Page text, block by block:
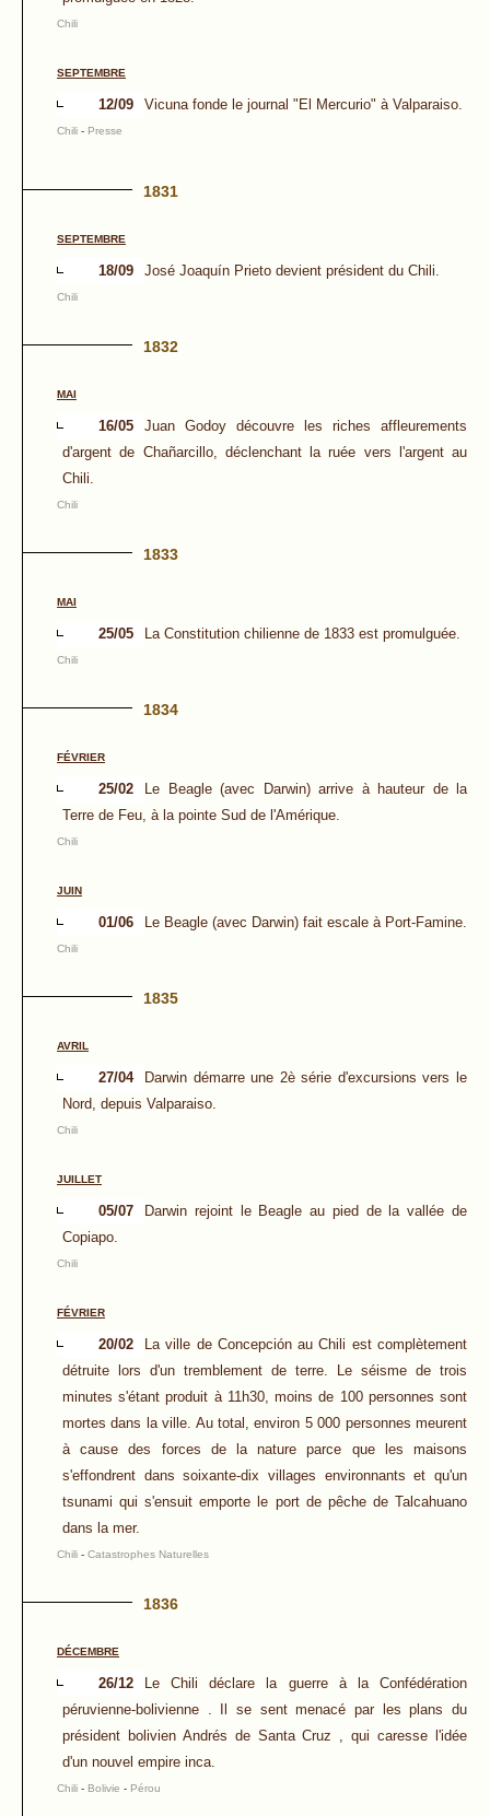
Chili
SEPTEMBRE
12/09 Vicuna fonde le journal "El Mercurio" à Valparaiso.
Chili - Presse
1831
SEPTEMBRE
18/09 José Joaquín Prieto devient président du Chili.
Chili
1832
MAI
16/05
Juan Godoy découvre les riches affleurements
d'argent de Chañarcillo, déclenchant la ruée vers l'argent au
Chili.
Chili
1833
MAI
25/05 La Constitution chilienne de 1833 est promulguée.
Chili
1834
FÉVRIER
25/02
Le Beagle (avec Darwin) arrive à hauteur de la
Terre de Feu, à la pointe Sud de l'Amérique.
Chili
JUIN
01/06 Le Beagle (avec Darwin) fait escale à Port-Famine.
Chili
1835
AVRIL
27/04
Darwin démarre une 2è série d'excursions vers le
Nord, depuis Valparaiso.
Chili
JUILLET
05/07
Darwin rejoint le Beagle au pied de la vallée de
Copiapo.
Chili
FÉVRIER
20/02
La ville de Concepción au Chili est complètement
détruite lors d'un tremblement de terre. Le séisme de trois
minutes s'étant produit à 11h30, moins de 100 personnes sont
mortes dans la ville. Au total, environ 5 000 personnes meurent
à cause des forces de la nature parce que les maisons
s'effondrent dans soixante-dix villages environnants et qu'un
tsunami qui s'ensuit emporte le port de pêche de Talcahuano
dans la mer.
Chili - Catastrophes Naturelles
1836
DÉCEMBRE
26/12
Le Chili déclare la guerre à la Confédération
péruvienne-bolivienne . Il se sent menacé par les plans du
président bolivien Andrés de Santa Cruz , qui caresse l'idée
d'un nouvel empire inca.
Chili - Bolivie - Pérou